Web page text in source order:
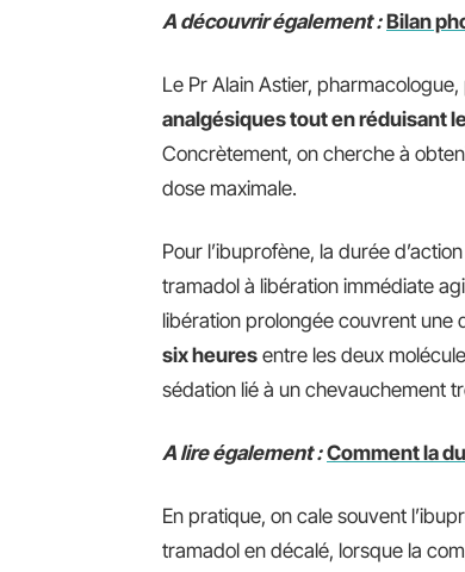
A découvrir également : Bilan
Le Pr Alain Astier,
analgésiques tout en réduisant
Concrètement, on cherche à
dose maximale.
Pour l’ibuprofène, la durée
tramadol à libération immédiate
libération prolongée couvrent une
six heures entre les deux
sédation lié à un chevauchement
A lire également : Comment la
En pratique, on cale souvent
tramadol en décalé, lorsque la